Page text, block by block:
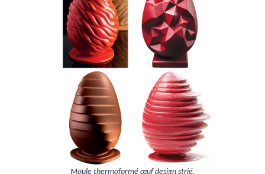
Moule thermoformé œuf design strié.